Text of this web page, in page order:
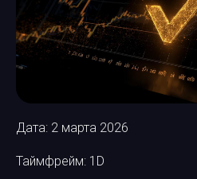
Дата: 2 марта 2026
Таймфрейм: 1D